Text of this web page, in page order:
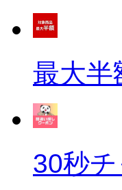
最大半
30秒